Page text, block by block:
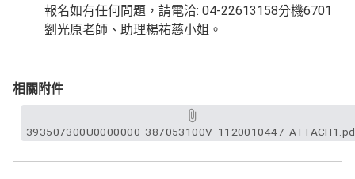
報名如有任何問題，請電洽: 04-22613158分機6701
劉光原老師、助理楊祐慈小姐。
相關附件